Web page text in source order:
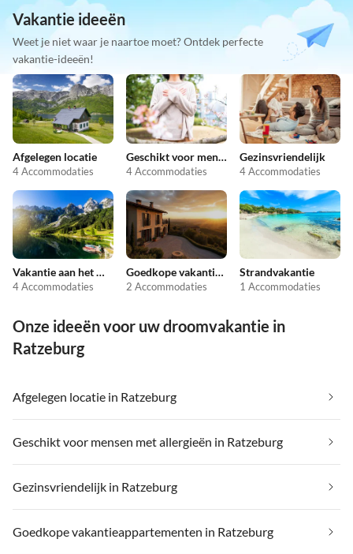
Vakantie ideeën
Weet je niet waar je naartoe moet? Ontdek perfecte
vakantie-ideeën!
Afgelegen locatie
4 Accommodaties
Geschikt voor mensen met allergieën
4 Accommodaties
Gezinsvriendelijk
4 Accommodaties
Vakantie aan het meer
4 Accommodaties
Goedkope vakantieappartementen
2 Accommodaties
Strandvakantie
1 Accommodaties
Onze ideeën voor uw droomvakantie in
Ratzeburg
Afgelegen locatie in Ratzeburg
Geschikt voor mensen met allergieën in Ratzeburg
Gezinsvriendelijk in Ratzeburg
Goedkope vakantieappartementen in Ratzeburg